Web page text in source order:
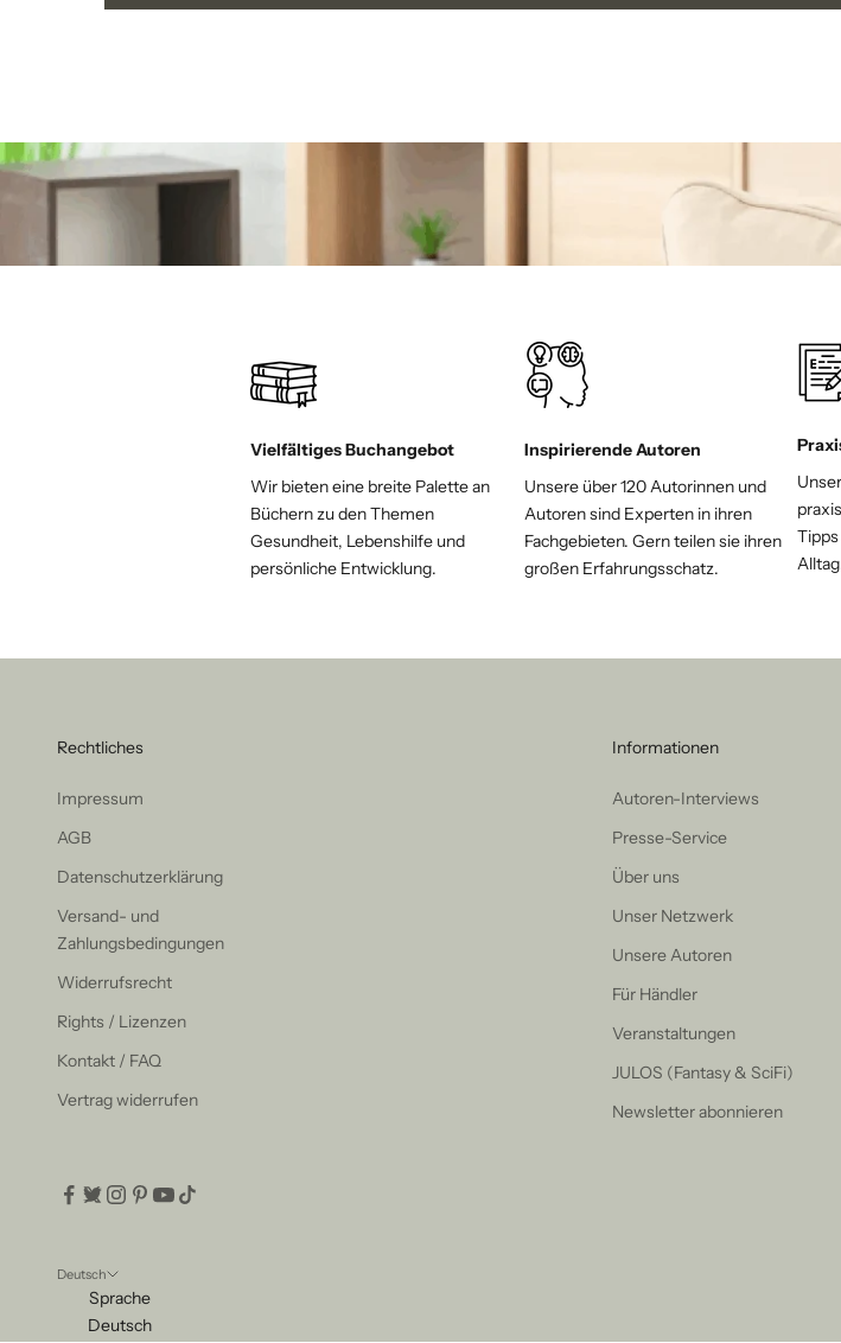
Vielfältiges Buchangebot
Wir bieten eine breite Palette an
Büchern zu den Themen
Gesundheit, Lebenshilfe und
persönliche Entwicklung.
Inspirierende Autoren
Unsere über 120 Autorinnen und
Autoren sind Experten in ihren
Fachgebieten. Gern teilen sie ihren
großen Erfahrungsschatz.
Rechtliches
Impressum
AGB
Datenschutzerklärung
Versand- und
Zahlungsbedingungen
Widerrufsrecht
Rights / Lizenzen
Kontakt / FAQ
Vertrag widerrufen
Informationen
Autoren-Interviews
Presse-Service
Über uns
Unser Netzwerk
Unsere Autoren
Für Händler
Veranstaltungen
JULOS (Fantasy & SciFi)
Newsletter abonnieren
Deutsch
Sprache
Deutsch